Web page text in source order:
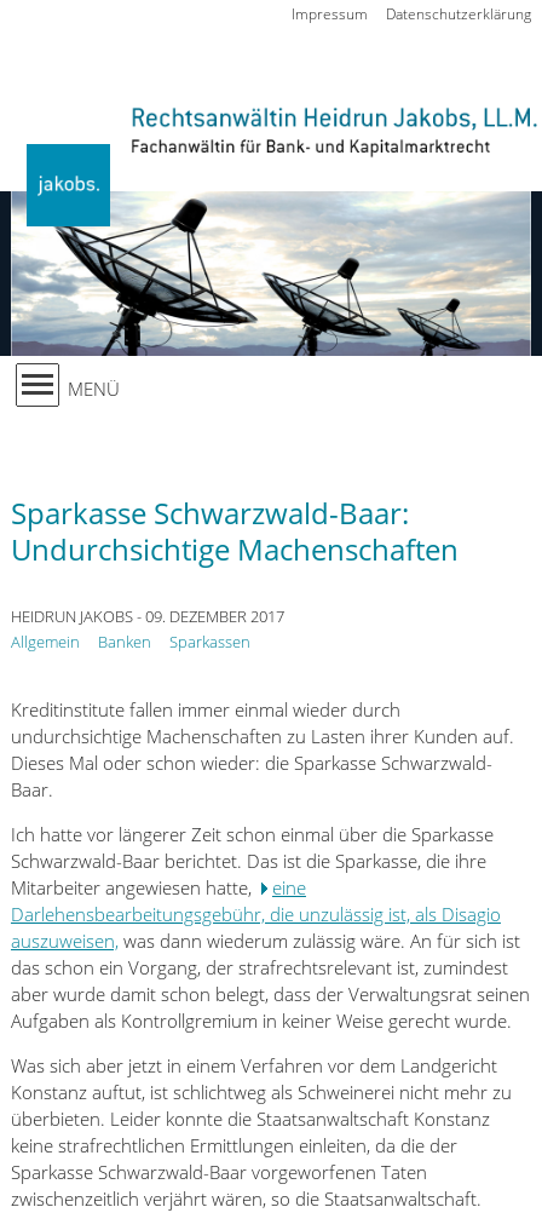
Zur Navigation springen Datenschutzerklärung
Impressum
Sparkasse Schwarzwald-Baar:
Undurchsichtige Machenschaften
HEIDRUN JAKOBS- 09. DEZEMBER 2017
Allgemein
Banken Sparkassen
Kreditinstitute fallen immer einmal wieder durch
undurchsichtige Machenschaften zu Lasten ihrer Kunden auf.
Dieses Mal oder schon wieder: die Sparkasse Schwarzwald-
Baar.
Ich hatte vor längerer Zeit schon einmal über die Sparkasse
Schwarzwald-Baar berichtet. Das ist die Sparkasse, die ihre
Mitarbeiter angewiesen hatte,
eine
Darlehensbearbeitungsgebühr, die unzulässig ist, als Disagio
auszuweisen,was dann wiederum zulässig wäre. An für sich ist
das schon ein Vorgang, der strafrechtsrelevant ist, zumindest
aber wurde damit schon belegt, dass der Verwaltungsrat seinen
Aufgaben als Kontrollgremium in keiner Weise gerecht wurde.
Was sich aber jetzt in einem Verfahren vor dem Landgericht
Konstanz auftut, ist schlichtweg als Schweinerei nicht mehr zu
überbieten. Leider konnte die Staatsanwaltschaft Konstanz
keine strafrechtlichen Ermittlungen einleiten, da die der
Sparkasse Schwarzwald-Baar vorgeworfenen Taten
zwischenzeitlich verjährt wären, so die Staatsanwaltschaft.
MENÜ